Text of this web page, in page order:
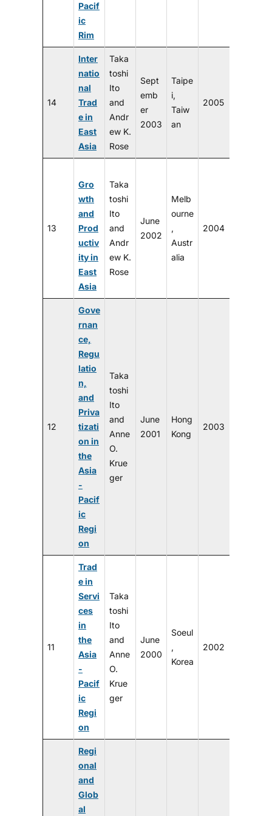
Pacif
ic
Rim
14
Inter
natio
nal
Trad
e in
East
Asia
Taka
toshi
Ito
and
Andr
ew K.
Rose
Sept
emb
er
2003
Taipe
i,
Taiw
an
2005
13
Gro
wth
and
Prod
uctiv
ity in
East
Asia
Taka
toshi
Ito
and
Andr
ew K.
Rose
June
2002
Melb
ourne
,
Austr
alia
2004
12
Gove
rnan
ce,
Regu
latio
n,
and
Priva
tizati
on in
the
Asia
-
Pacif
ic
Regi
on
Taka
toshi
Ito
and
Anne
O.
Krue
ger
June
2001
Hong
Kong
2003
11
Trad
e in
Servi
ces
in
the
Asia
-
Pacif
ic
Regi
on
Taka
toshi
Ito
and
Anne
O.
Krue
ger
June
2000
Soeul
,
Korea
2002
Regi
onal
and
Glob
al